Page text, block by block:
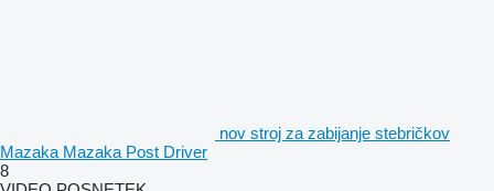
nov stroj za zabijanje stebričkov
Mazaka Mazaka Post Driver
8